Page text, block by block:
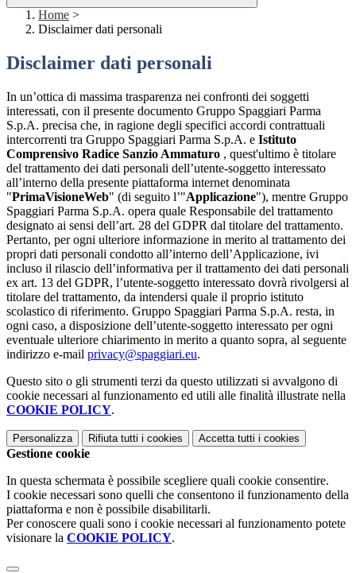
Home >
Disclaimer dati personali
Disclaimer dati personali
In un’ottica di massima trasparenza nei confronti dei soggetti
interessati, con il presente documento Gruppo Spaggiari Parma
S.p.A. precisa che, in ragione degli specifici accordi contrattuali
intercorrenti tra Gruppo Spaggiari Parma S.p.A. e Istituto
Comprensivo Radice Sanzio Ammaturo , quest'ultimo è titolare
del trattamento dei dati personali dell’utente-soggetto interessato
all’interno della presente piattaforma internet denominata
"PrimaVisioneWeb" (di seguito l’"Applicazione"), mentre Gruppo
Spaggiari Parma S.p.A. opera quale Responsabile del trattamento
designato ai sensi dell’art. 28 del GDPR dal titolare del trattamento.
Pertanto, per ogni ulteriore informazione in merito al trattamento dei
propri dati personali condotto all’interno dell’Applicazione, ivi
incluso il rilascio dell’informativa per il trattamento dei dati personali
ex art. 13 del GDPR, l’utente-soggetto interessato dovrà rivolgersi al
titolare del trattamento, da intendersi quale il proprio istituto
scolastico di riferimento. Gruppo Spaggiari Parma S.p.A. resta, in
ogni caso, a disposizione dell’utente-soggetto interessato per ogni
eventuale ulteriore chiarimento in merito a quanto sopra, al seguente
indirizzo e-mail privacy@spaggiari.eu.
Questo sito o gli strumenti terzi da questo utilizzati si avvalgono di
cookie necessari al funzionamento ed utili alle finalità illustrate nella
COOKIE POLICY.
Personalizza Rifiuta tutti i cookies Accetta tutti i cookies
Gestione cookie
In questa schermata è possibile scegliere quali cookie consentire.
I cookie necessari sono quelli che consentono il funzionamento della
piattaforma e non è possibile disabilitarli.
Per conoscere quali sono i cookie necessari al funzionamento potete
visionare la COOKIE POLICY.